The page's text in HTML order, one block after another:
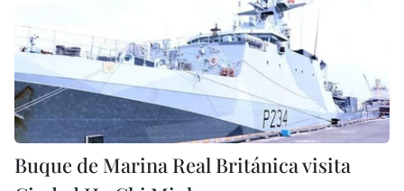
Buque de Marina Real Británica visita